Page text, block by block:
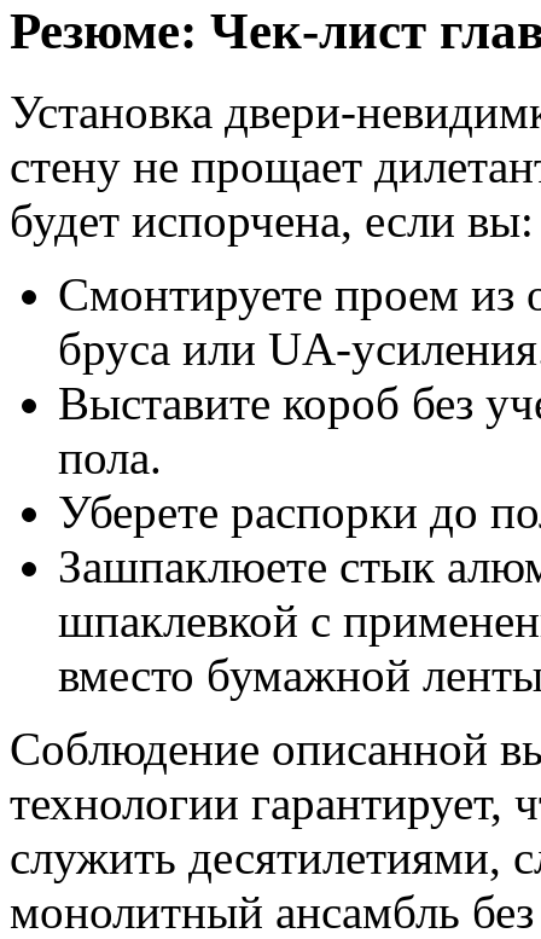
Резюме: Чек-лист
Установка двери-
стену не прощает
будет испорчена, если вы:
Смонтируете проем
бруса или UA-
Выставите короб без
пола.
Уберете распорки до
Зашпаклюете стык
шпаклевкой с
вместо бумажной
Соблюдение описанной
технологии гарантирует,
служить десятилетиями,
монолитный ансамбль